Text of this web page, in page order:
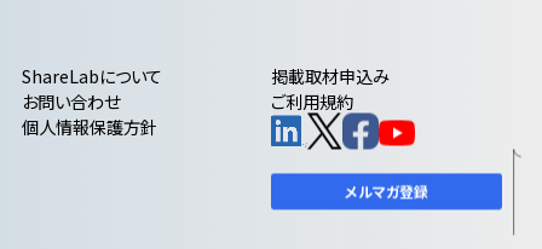
メルマガ登録
ShareLabについて
掲載取材申込み
お問い合わせ
ご利用規約
個人情報保護方針